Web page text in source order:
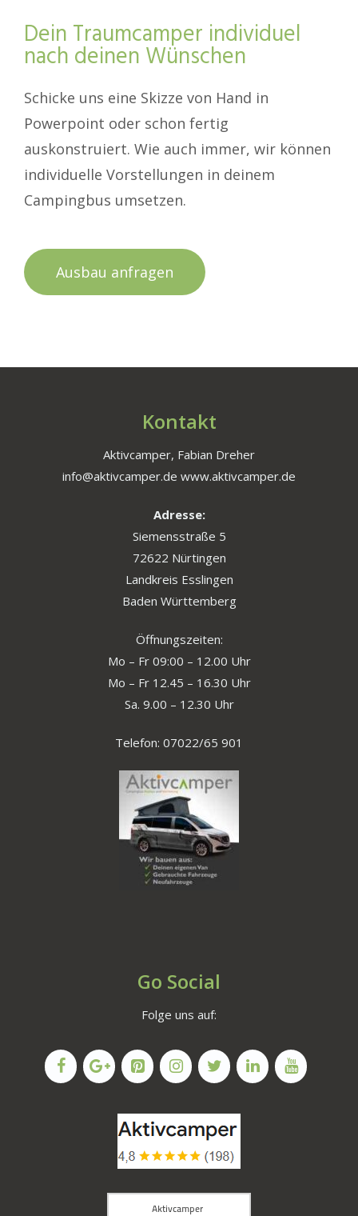
Dein Traumcamper individuel
nach deinen Wünschen
Schicke uns eine Skizze von Hand in
Powerpoint oder schon fertig
auskonstruiert. Wie auch immer, wir können
individuelle Vorstellungen in deinem
Campingbus umsetzen.
Ausbau anfragen
Kontakt
Aktivcamper, Fabian Dreher
info@aktivcamper.de www.aktivcamper.de
Adresse:
Siemensstraße 5
72622 Nürtingen
Landkreis Esslingen
Baden Württemberg
Öffnungszeiten:
Mo – Fr 09:00 – 12.00 Uhr
Mo – Fr 12.45 – 16.30 Uhr
Sa. 9.00 – 12.30 Uhr
Telefon: 07022/65 901
Go Social
Folge uns auf: